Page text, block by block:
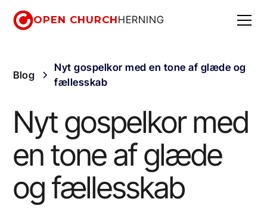
OPEN CHURCHHERNING
Blog
Nyt gospelkor med en tone af glæde og
fællesskab
Nyt gospelkor med
en tone af glæde
og fællesskab